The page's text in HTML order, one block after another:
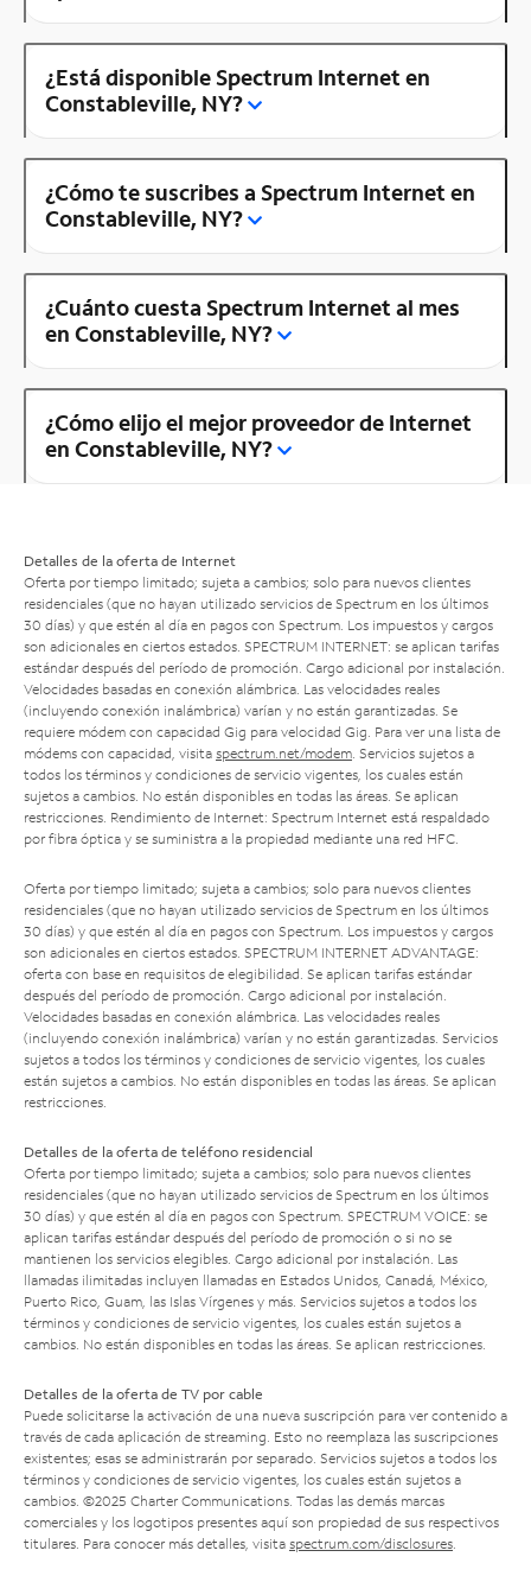
¿Está disponible Spectrum Internet en
Constableville, NY?
¿Cómo te suscribes a Spectrum Internet en
Constableville, NY?
¿Cuánto cuesta Spectrum Internet al mes
en Constableville, NY?
¿Cómo elijo el mejor proveedor de Internet
en Constableville, NY?
Detalles de la oferta de Internet
Oferta por tiempo limitado; sujeta a cambios; solo para nuevos clientes
residenciales (que no hayan utilizado servicios de Spectrum en los últimos
30 días) y que estén al día en pagos con Spectrum. Los impuestos y cargos
son adicionales en ciertos estados. SPECTRUM INTERNET: se aplican tarifas
estándar después del período de promoción. Cargo adicional por instalación.
Velocidades basadas en conexión alámbrica. Las velocidades reales
(incluyendo conexión inalámbrica) varían y no están garantizadas. Se
requiere módem con capacidad Gig para velocidad Gig. Para ver una lista de
módems con capacidad, visita spectrum.net/modem . Servicios sujetos a
todos los términos y condiciones de servicio vigentes, los cuales están
sujetos a cambios. No están disponibles en todas las áreas. Se aplican
restricciones. Rendimiento de Internet: Spectrum Internet está respaldado
por fibra óptica y se suministra a la propiedad mediante una red HFC.
Oferta por tiempo limitado; sujeta a cambios; solo para nuevos clientes
residenciales (que no hayan utilizado servicios de Spectrum en los últimos
30 días) y que estén al día en pagos con Spectrum. Los impuestos y cargos
son adicionales en ciertos estados. SPECTRUM INTERNET ADVANTAGE:
oferta con base en requisitos de elegibilidad. Se aplican tarifas estándar
después del período de promoción. Cargo adicional por instalación.
Velocidades basadas en conexión alámbrica. Las velocidades reales
(incluyendo conexión inalámbrica) varían y no están garantizadas. Servicios
sujetos a todos los términos y condiciones de servicio vigentes, los cuales
están sujetos a cambios. No están disponibles en todas las áreas. Se aplican
restricciones.
Detalles de la oferta de teléfono residencial
Oferta por tiempo limitado; sujeta a cambios; solo para nuevos clientes
residenciales (que no hayan utilizado servicios de Spectrum en los últimos
30 días) y que estén al día en pagos con Spectrum. SPECTRUM VOICE: se
aplican tarifas estándar después del período de promoción o si no se
mantienen los servicios elegibles. Cargo adicional por instalación. Las
llamadas ilimitadas incluyen llamadas en Estados Unidos, Canadá, México,
Puerto Rico, Guam, las Islas Vírgenes y más. Servicios sujetos a todos los
términos y condiciones de servicio vigentes, los cuales están sujetos a
cambios. No están disponibles en todas las áreas. Se aplican restricciones.
Detalles de la oferta de TV por cable
Puede solicitarse la activación de una nueva suscripción para ver contenido a
través de cada aplicación de streaming. Esto no reemplaza las suscripciones
existentes; esas se administrarán por separado. Servicios sujetos a todos los
términos y condiciones de servicio vigentes, los cuales están sujetos a
cambios. ©2025 Charter Communications. Todas las demás marcas
comerciales y los logotipos presentes aquí son propiedad de sus respectivos
titulares. Para conocer más detalles, visita spectrum.com/disclosures